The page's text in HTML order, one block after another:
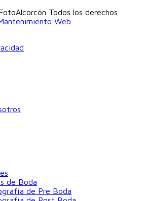
Todos los derechos
Web
de Boda
de Pre Boda